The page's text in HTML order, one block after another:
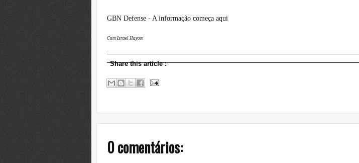
GBN Defense - A informação começa aqui
Com Israel Hayom
Share this article:
0 comentários: